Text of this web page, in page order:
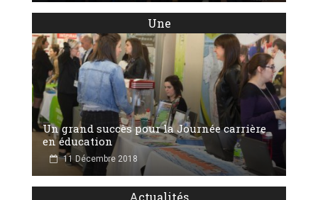
Une
Un grand succès pour la Journée carrière
en éducation
11 Décembre 2018